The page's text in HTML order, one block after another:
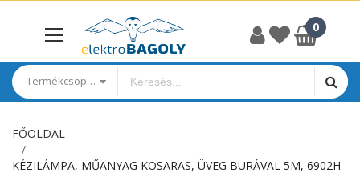
Termékcsoportok
FŐOLDAL
KÉZILÁMPA, MŰANYAG KOSARAS, ÜVEG BURÁVAL 5M, 6902H